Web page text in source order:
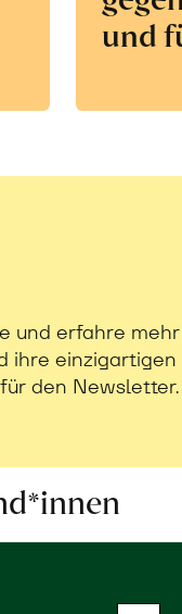
und
und erfahre mehr
ihre einzigartigen
den Newsletter.